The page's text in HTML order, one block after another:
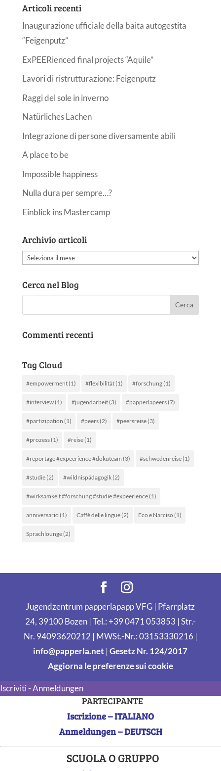
Articoli recenti
Inaugurazione ufficiale della baita autogestita
“Feigenputz”
ExPEERienced final projects “Aquile”
Lavori di ristrutturazione: Feigenputz
Raggi del sole in inverno
Natürliches Lachen
Integrazione di persone diversamente abili
A place to be
Impossible happiness
Nulla dura per sempre…?
Einblick ins Mastercamp
Archivio articoli
Archivio
Cerca nel Blog
Commenti recenti
Tag Cloud
#empowerment(1) #flexibilität(1) #forschung(1)
#interview(1) #jugendarbeit(3) #papperlapeers(7)
#partizipation (1) #peers(2) #peersreise(3)
#prozess(1) #reise(1)
#reportage #expeerience #dokuteam (3) #schwedenreise(1)
#studie(2) #wildnispädagogik(2)
#wirksamkeit #forschung #studie #expeerience(1)
anniversario (1) Caffè delle lingue(2) Eco e Narciso (1)
Sprachlounge(2)
Jugendzentrum papperlapapp VFG | Pfarrplatz
24, 39100 Bozen | Tel.: +39 0471 053853 | Str.-
Nr. 94093620212 | MWSt.-Nr.: 03153330216 |
info@papperla.net |Gesetz Nr. 124/2017
Aggiorna le preferenze sui cookie
Iscriviti - Anmeldungen
PARTECIPANTE
Iscrizione – ITALIANO
Anmeldungen – DEUTSCH
SCUOLA O GRUPPO